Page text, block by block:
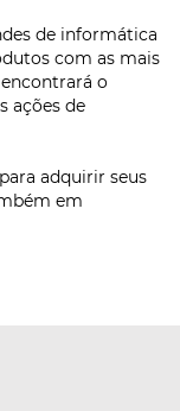
de informática
com as mais
o
ações de
para adquirir seus
em